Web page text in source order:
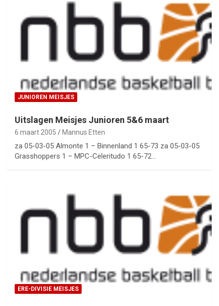
JUNIOREN MEISJES
Uitslagen Meisjes Junioren 5&6 maart
6 maart 2005 Mannus Etten
za 05-03-05 Almonte 1 – Binnenland 1 65-73 za 05-03-05
Grasshoppers 1 – MPC-Celeritudo 1 65-72…
ERE-DIVISIE MEISJES